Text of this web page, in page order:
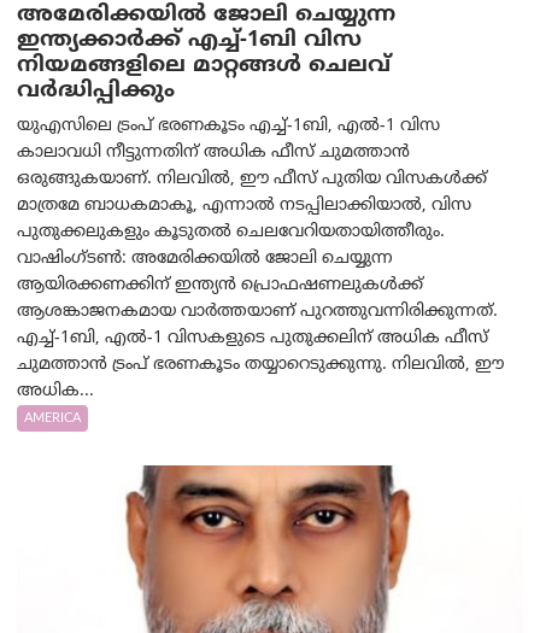
അമേരിക്കയില്‍ ജോലി ചെയ്യുന്ന
ഇന്ത്യക്കാർക്ക് എച്ച്-1ബി വിസ
നിയമങ്ങളിലെ മാറ്റങ്ങൾ ചെലവ്
വർദ്ധിപ്പിക്കും
യുഎസിലെ ട്രംപ് ഭരണകൂടം എച്ച്-1ബി, എൽ-1 വിസ
കാലാവധി നീട്ടുന്നതിന് അധിക ഫീസ് ചുമത്താൻ
ഒരുങ്ങുകയാണ്. നിലവിൽ, ഈ ഫീസ് പുതിയ വിസകൾക്ക്
മാത്രമേ ബാധകമാകൂ, എന്നാൽ നടപ്പിലാക്കിയാൽ, വിസ
പുതുക്കലുകളും കൂടുതൽ ചെലവേറിയതായിത്തീരും.
വാഷിംഗ്ടണ്‍: അമേരിക്കയില്‍ ജോലി ചെയ്യുന്ന
ആയിരക്കണക്കിന് ഇന്ത്യൻ പ്രൊഫഷണലുകൾക്ക്
ആശങ്കാജനകമായ വാർത്തയാണ് പുറത്തുവന്നിരിക്കുന്നത്.
എച്ച്-1ബി, എൽ-1 വിസകളുടെ പുതുക്കലിന് അധിക ഫീസ്
ചുമത്താൻ ട്രംപ് ഭരണകൂടം തയ്യാറെടുക്കുന്നു. നിലവിൽ, ഈ
അധിക...
AMERICA